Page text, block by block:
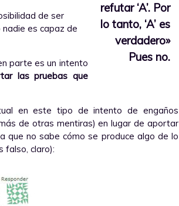
refutar ‘A’. Por
lo tanto, ‘A’ es
verdadero»
Pues no.
de ser
es capaz de
parte es un intento
las pruebas que
en este tipo de intento de engaños
de otras mentiras) en lugar de aportar
que no sabe cómo se produce algo de lo
falso, claro):